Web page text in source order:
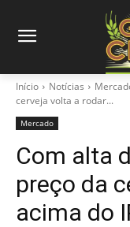
Início Notícias
cerveja volta a rodar...
Mercado
Com alta
preço da
acima do